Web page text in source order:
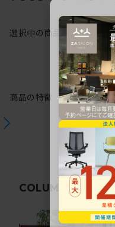
選択中の商品情報保証 注
商品の特徴
COLUMN 関連コラ